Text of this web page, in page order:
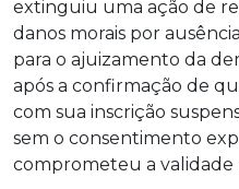
extinguiu uma ação de
danos morais por
para o ajuizamento da
após a confirmação de
com sua inscrição
sem o consentimento
comprometeu a validade